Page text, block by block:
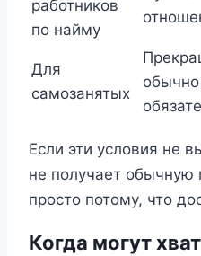
работников
по найму
Для
самозанятых
Если эти условия не
не получает обычную
просто потому, что
Когда могут